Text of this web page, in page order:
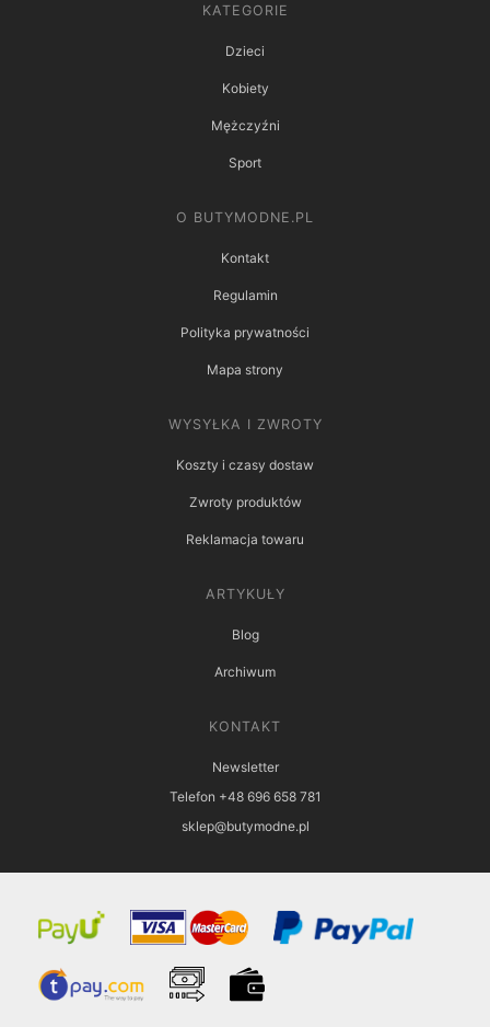
KATEGORIE
Dzieci
Kobiety
Mężczyźni
Sport
O BUTYMODNE.PL
Kontakt
Regulamin
Polityka prywatności
Mapa strony
WYSYŁKA I ZWROTY
Koszty i czasy dostaw
Zwroty produktów
Reklamacja towaru
ARTYKUŁY
Blog
Archiwum
KONTAKT
Newsletter
Telefon +48 696 658 781
sklep@butymodne.pl